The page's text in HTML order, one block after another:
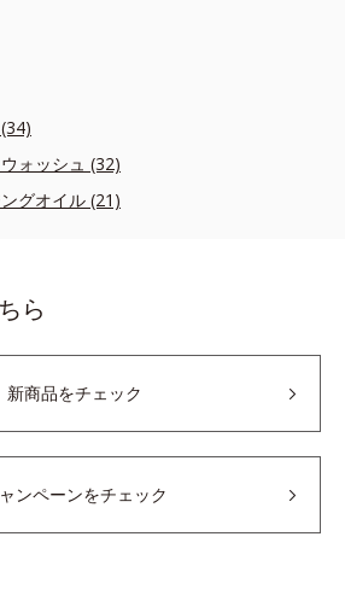
ォッシュ (32)
グオイル (21)
ら
新商品をチェック
ンペーンをチェック